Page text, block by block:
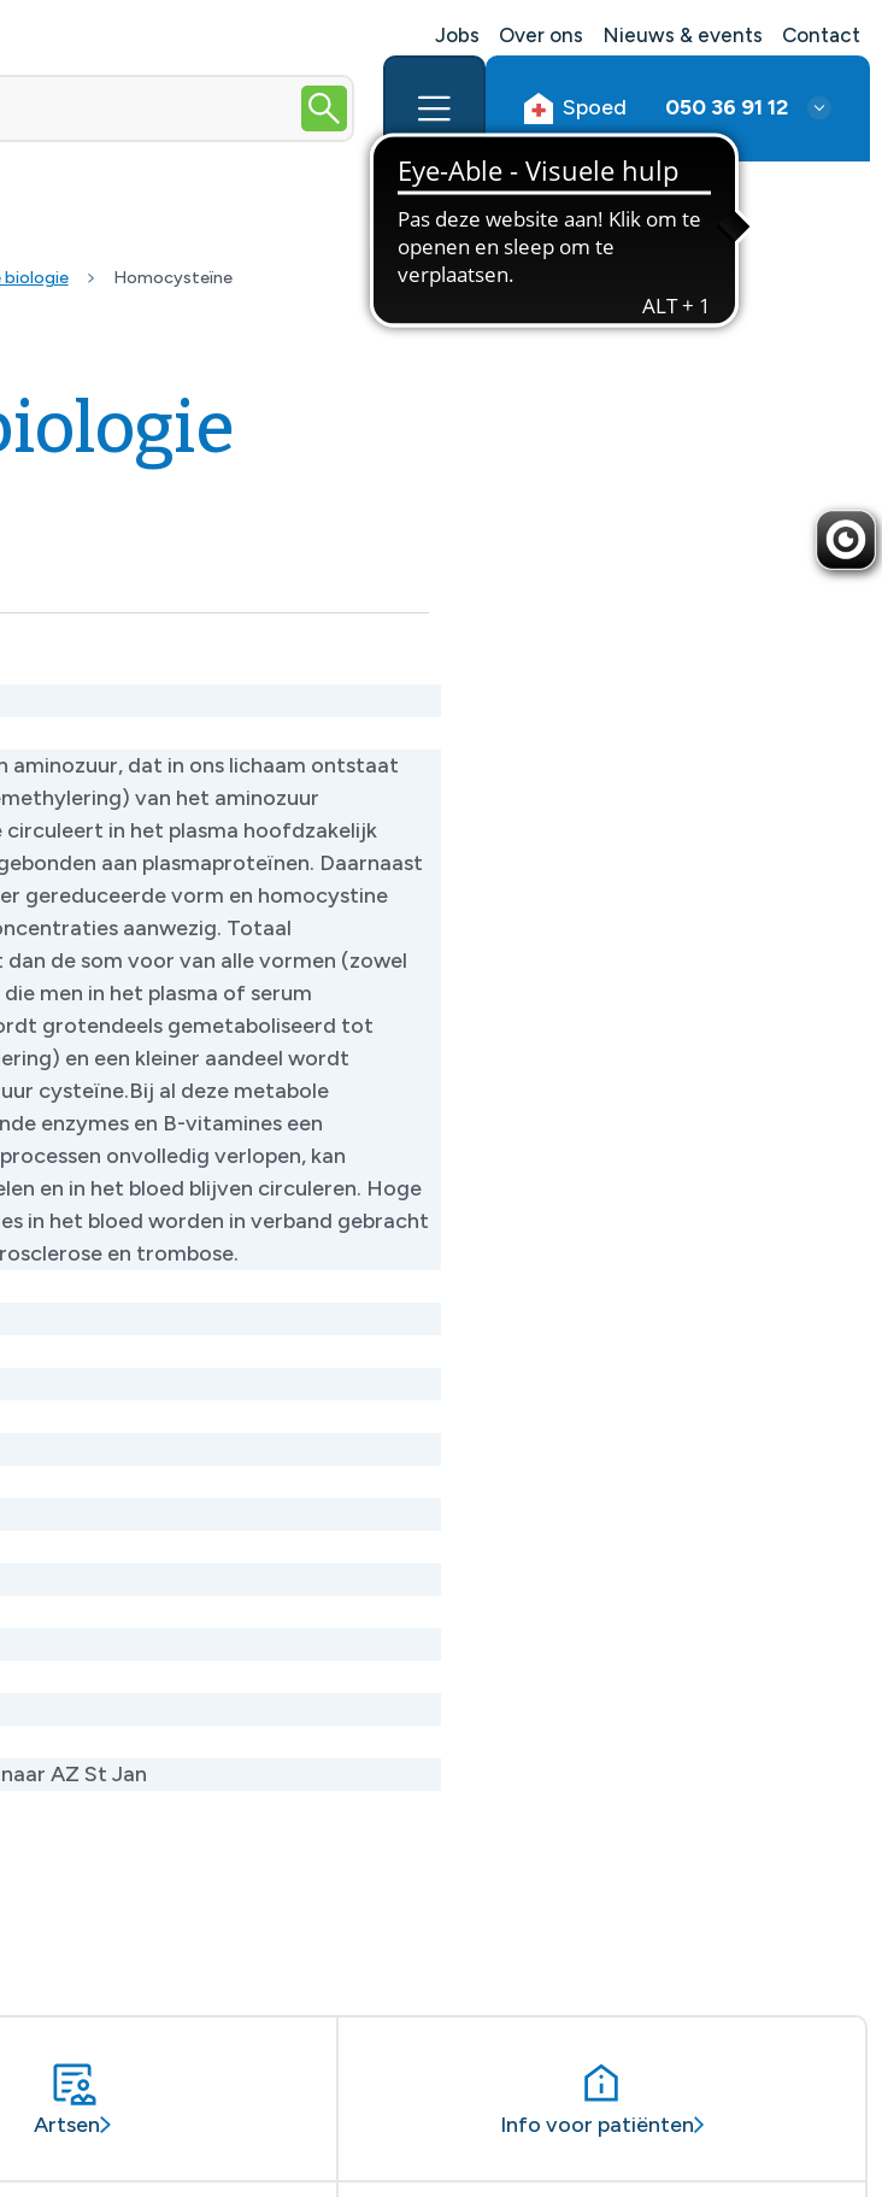
Jobs Over ons Nieuws & events Contact
Spoed 050 36 91 12
biologie Homocysteïne
aminozuur, dat in ons lichaam ontstaat
van het aminozuur
in het plasma hoofdzakelijk
aan plasmaproteïnen. Daarnaast
gereduceerde vorm en homocystine
aanwezig. Totaal
de som voor van alle vormen (zowel
men in het plasma of serum
grotendeels gemetaboliseerd tot
en een kleiner aandeel wordt
cysteïne.Bij al deze metabole
enzymes en B-vitamines een
onvolledig verlopen, kan
en in het bloed blijven circuleren. Hoge
in het bloed worden in verband gebracht
en trombose.
AZ St Jan
Artsen Info voor patiënten